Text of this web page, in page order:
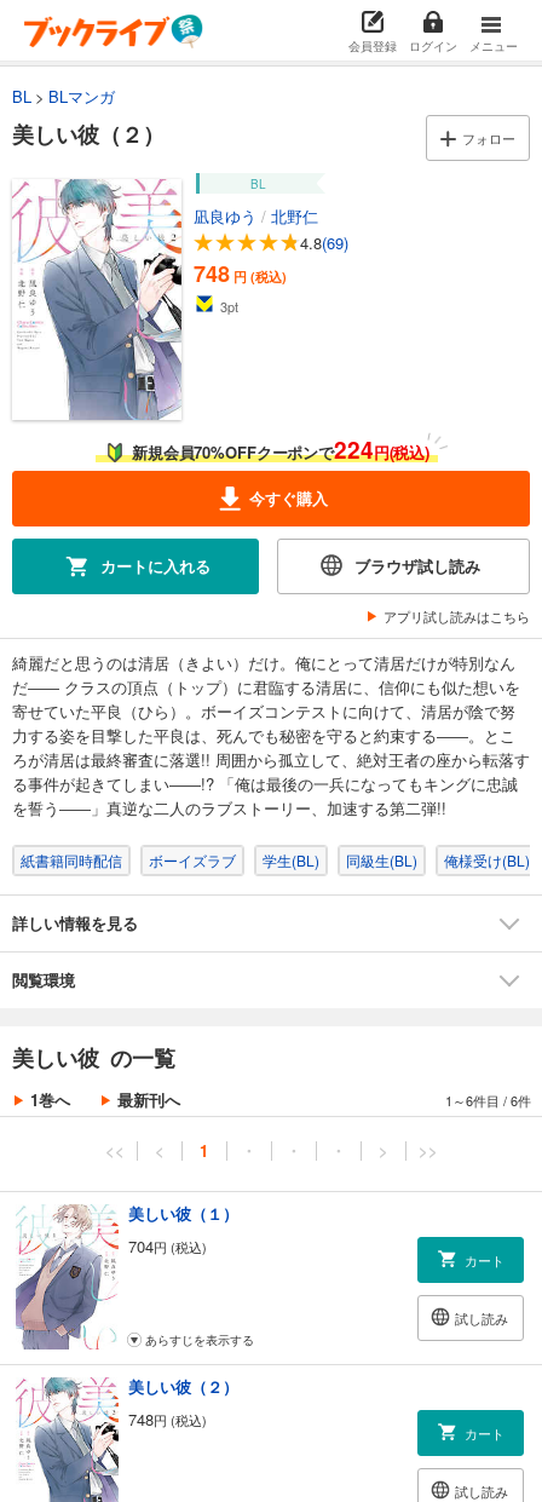
会員登録 ログイン メニュー
BL BLマンガ
美しい彼（２） フォロー
BL
凪良ゆう / 北野仁
4.8(69)
748 円 (税込)
3pt
新規会員70%OFFクーポンで224円(税込)
今すぐ購入
カートに入れる ブラウザ試し読み
アプリ試し読みはこちら
綺麗だと思うのは清居（きよい）だけ。俺にとって清居だけが特別なん
だ―― クラスの頂点（トップ）に君臨する清居に、信仰にも似た想いを
寄せていた平良（ひら）。ボーイズコンテストに向けて、清居が陰で努
力する姿を目撃した平良は、死んでも秘密を守ると約束する――。とこ
ろが清居は最終審査に落選!! 周囲から孤立して、絶対王者の座から転落す
る事件が起きてしまい――!? 「俺は最後の一兵になってもキングに忠誠
を誓う――」真逆な二人のラブストーリー、加速する第二弾!!
紙書籍同時配信 ボーイズラブ 学生(BL) 同級生(BL) 俺様受け(BL)
詳しい情報を見る
閲覧環境
美しい彼 の一覧
1巻へ 最新刊へ 1～6件目 /6件
<< < 1 ・ ・ ・ > >>
美しい彼（１）
704円 (税込)
カート
試し読み
あらすじを表示する
美しい彼（２）
748円 (税込)
カート
試し読み